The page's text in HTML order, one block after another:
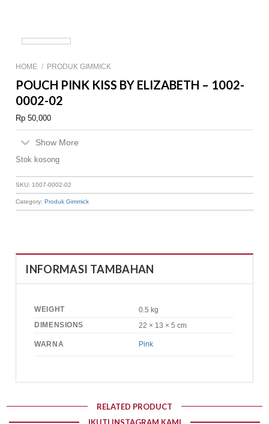
HOME / PRODUK GIMMICK
POUCH PINK KISS BY ELIZABETH – 1002-
0002-02
Rp 50,000
Show More
Stok kosong
SKU: 1007-0002-02
Category:Produk Gimmick
INFORMASI TAMBAHAN
WEIGHT
0.5 kg
DIMENSIONS
22 × 13 × 5 cm
WARNA Pink
RELATED PRODUCT